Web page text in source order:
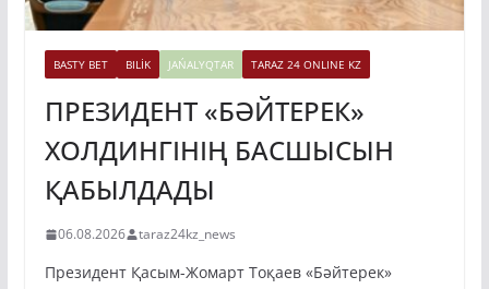
BASTY BET BILİK JAŃALYQTAR TARAZ 24 ONLINE KZ
ПРЕЗИДЕНТ «БӘЙТЕРЕК»
ХОЛДИНГІНІҢ БАСШЫСЫН
ҚАБЫЛДАДЫ